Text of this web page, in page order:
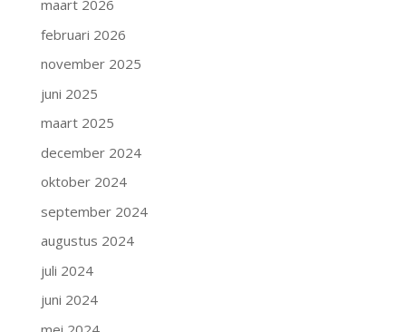
maart 2026
februari 2026
november 2025
juni 2025
maart 2025
december 2024
oktober 2024
september 2024
augustus 2024
juli 2024
juni 2024